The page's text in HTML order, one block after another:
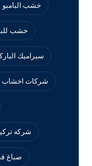
خشب البامبو
خشب
سيراميك
شركات اخشاب
شركه
صباغ